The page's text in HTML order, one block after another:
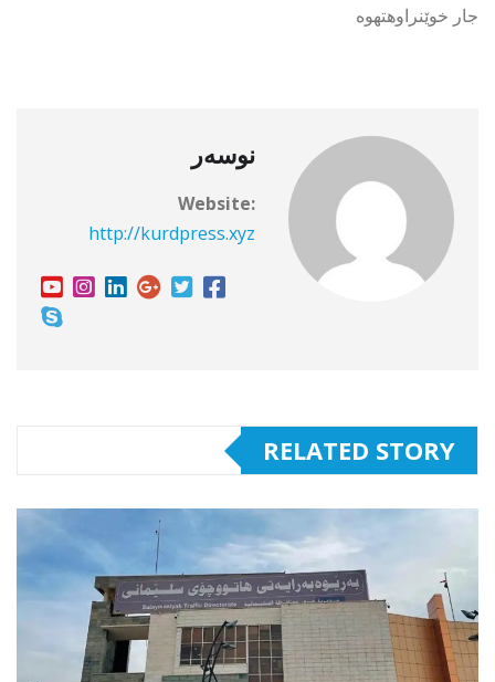
جار خوێنراوهتهوه
نوسەر
Website:
http://kurdpress.xyz
RELATED STORY